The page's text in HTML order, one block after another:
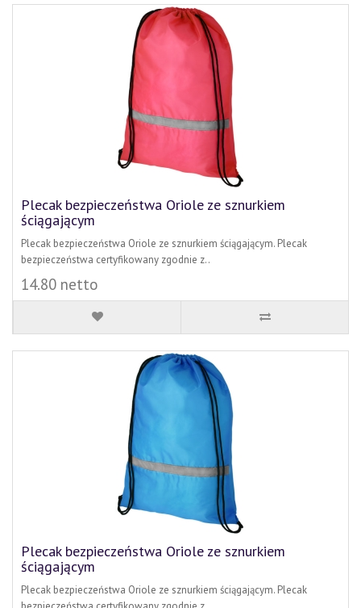
Plecak bezpieczeństwa Oriole ze sznurkiem
ściągającym
Plecak bezpieczeństwa Oriole ze sznurkiem ściągającym. Plecak
bezpieczeństwa certyfikowany zgodnie z..
14.80 netto
Plecak bezpieczeństwa Oriole ze sznurkiem
ściągającym
Plecak bezpieczeństwa Oriole ze sznurkiem ściągającym. Plecak